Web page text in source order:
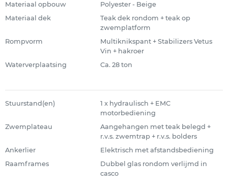
Materiaal opbouw
Polyester - Beige
Materiaal dek
Teak dek rondom + teak op
zwemplatform
Rompvorm
Multiknikspant + Stabilizers Vetus
Vin + hakroer
Waterverplaatsing
Ca. 28 ton
Stuurstand(en)
1 x hydraulisch + EMC
motorbediening
Zwemplateau
Aangehangen met teak belegd +
r.v.s. zwemtrap + r.v.s. bolders
Ankerlier
Elektrisch met afstandsbediening
Raamframes
Dubbel glas rondom verlijmd in
casco